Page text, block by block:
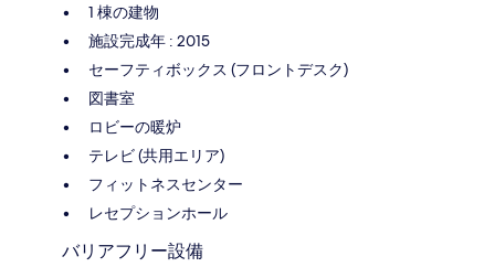
1 棟の建物
施設完成年 : 2015
セーフティボックス (フロントデスク)
図書室
ロビーの暖炉
テレビ (共用エリア)
フィットネスセンター
レセプションホール
バリアフリー設備